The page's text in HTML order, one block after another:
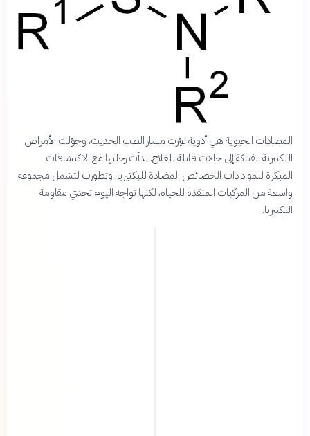
المضادات الحيوية هي أدوية غيّرت مسار الطب الحديث، وحوّلت الأمراض
البكتيرية الفتاكة إلى حالات قابلة للعلاج. بدأت رحلتها مع الاكتشافات
المبكرة للمواد ذات الخصائص المضادة للبكتيريا، وتطورت لتشمل مجموعة
واسعة من المركبات المنقذة للحياة، لكنها تواجه اليوم تحدي مقاومة
البكتيريا.